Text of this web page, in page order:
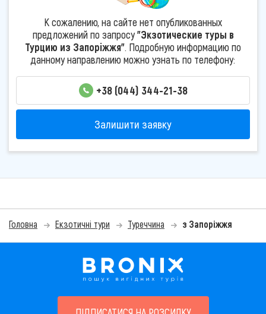
К сожалению, на сайте нет опубликованных
предложений по запросу"Экзотические туры в
Турцию из Запоріжжя". Подробную информацию по
данному направлению можно узнать по телефону:
+38 (044) 344-21-38
Залишити заявку
Головна Екзотичні тури Туреччина з Запоріжжя